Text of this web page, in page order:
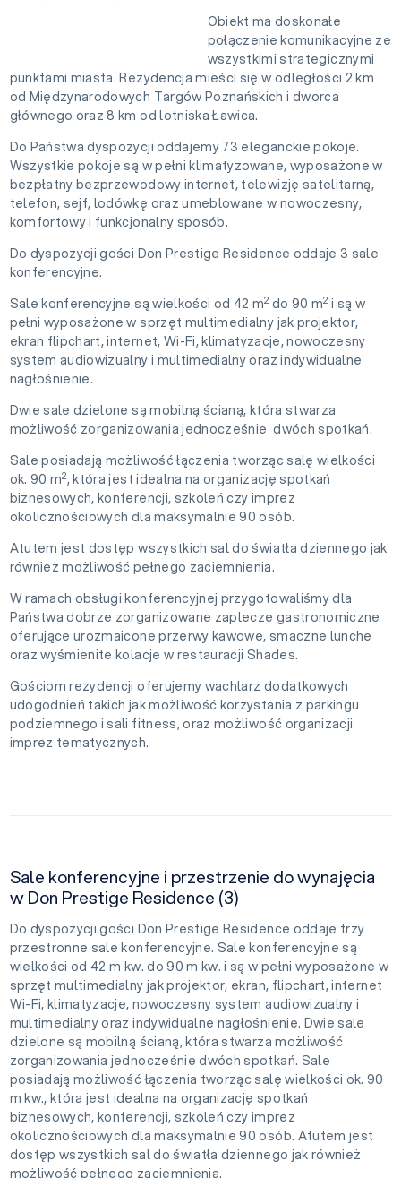
Obiekt ma doskonałe
połączenie komunikacyjne ze
wszystkimi strategicznymi
punktami miasta. Rezydencja mieści się w odległości 2 km
od Międzynarodowych Targów Poznańskich i dworca
głównego oraz 8 km od lotniska Ławica.
Do Państwa dyspozycji oddajemy 73 eleganckie pokoje.
Wszystkie pokoje są w pełni klimatyzowane, wyposażone w
bezpłatny bezprzewodowy internet, telewizję satelitarną,
telefon, sejf, lodówkę oraz umeblowane w nowoczesny,
komfortowy i funkcjonalny sposób.
Do dyspozycji gości Don Prestige Residence oddaje 3 sale
konferencyjne.
Sale konferencyjne są wielkości od 42 m2 do 90 m2 i są w
pełni wyposażone w sprzęt multimedialny jak projektor,
ekran flipchart, internet, Wi-Fi, klimatyzacje, nowoczesny
system audiowizualny i multimedialny oraz indywidualne
nagłośnienie.
Dwie sale dzielone są mobilną ścianą, która stwarza
możliwość zorganizowania jednocześnie dwóch spotkań.
Sale posiadają możliwość łączenia tworząc salę wielkości
ok. 90 m2, która jest idealna na organizację spotkań
biznesowych, konferencji, szkoleń czy imprez
okolicznościowych dla maksymalnie 90 osób.
Atutem jest dostęp wszystkich sal do światła dziennego jak
również możliwość pełnego zaciemnienia.
W ramach obsługi konferencyjnej przygotowaliśmy dla
Państwa dobrze zorganizowane zaplecze gastronomiczne
oferujące urozmaicone przerwy kawowe, smaczne lunche
oraz wyśmienite kolacje w restauracji Shades.
Gościom rezydencji oferujemy wachlarz dodatkowych
udogodnień takich jak możliwość korzystania z parkingu
podziemnego i sali fitness, oraz możliwość organizacji
imprez tematycznych.
Sale konferencyjne i przestrzenie do wynajęcia
w Don Prestige Residence (3)
Do dyspozycji gości Don Prestige Residence oddaje trzy
przestronne sale konferencyjne. Sale konferencyjne są
wielkości od 42 m kw. do 90 m kw. i są w pełni wyposażone w
sprzęt multimedialny jak projektor, ekran, flipchart, internet
Wi-Fi, klimatyzacje, nowoczesny system audiowizualny i
multimedialny oraz indywidualne nagłośnienie. Dwie sale
dzielone są mobilną ścianą, która stwarza możliwość
zorganizowania jednocześnie dwóch spotkań. Sale
posiadają możliwość łączenia tworząc salę wielkości ok. 90
m kw., która jest idealna na organizację spotkań
biznesowych, konferencji, szkoleń czy imprez
okolicznościowych dla maksymalnie 90 osób. Atutem jest
dostęp wszystkich sal do światła dziennego jak również
możliwość pełnego zaciemnienia.